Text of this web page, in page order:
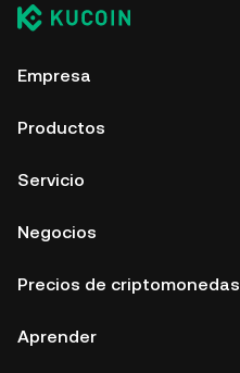
Empresa
Productos
Servicio
Negocios
Precios de criptomonedas
Aprender